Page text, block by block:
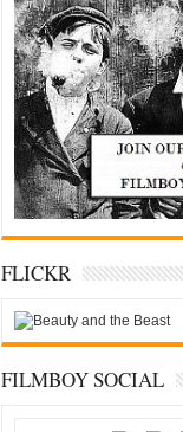
FLICKR
FILMBOY SOCIAL